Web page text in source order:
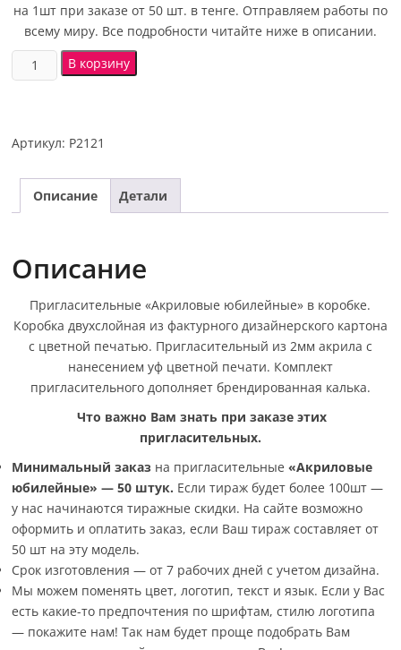
на 1шт при заказе от 50 шт. в тенге. Отправляем работы по
всему миру. Все подробности читайте ниже в описании.
В корзину
Артикул: P2121
Описание Детали
Описание
Пригласительные «Акриловые юбилейные» в коробке.
Коробка двухслойная из фактурного дизайнерского картона
с цветной печатью. Пригласительный из 2мм акрила с
нанесением уф цветной печати. Комплект
пригласительного дополняет брендированная калька.
Что важно Вам знать при заказе этих
пригласительных.
Минимальный заказ на пригласительные «Акриловые
юбилейные» — 50 штук. Если тираж будет более 100шт —
у нас начинаются тиражные скидки. На сайте возможно
оформить и оплатить заказ, если Ваш тираж составляет от
50 шт на эту модель.
Срок изготовления — от 7 рабочих дней с учетом дизайна.
Мы можем поменять цвет, логотип, текст и язык. Если у Вас
есть какие-то предпочтения по шрифтам, стилю логотипа
— покажите нам! Так нам будет проще подобрать Вам